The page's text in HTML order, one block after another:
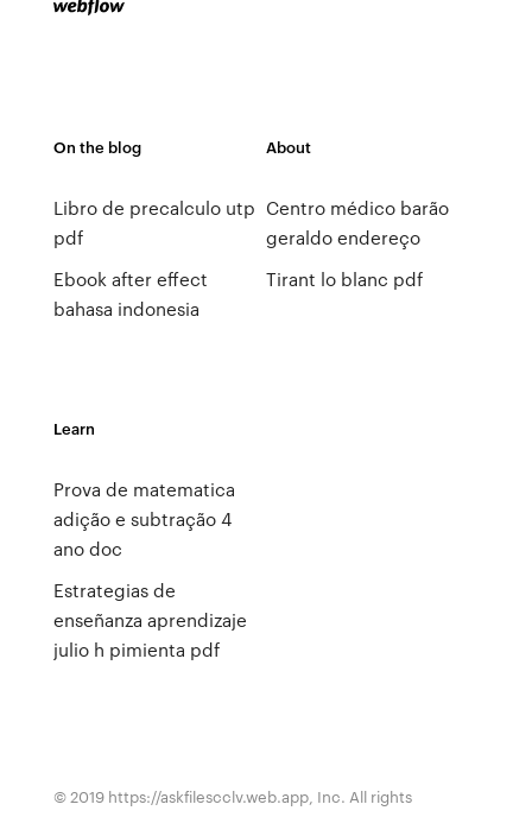
On the blog
Libro de precalculo utp
pdf
Ebook after effect
bahasa indonesia
About
Centro médico barão
geraldo endereço
Tirant lo blanc pdf
Learn
Prova de matematica
adição e subtração 4
ano doc
Estrategias de
enseñanza aprendizaje
julio h pimienta pdf
© 2019 https://askfilescclv.web.app, Inc. All rights